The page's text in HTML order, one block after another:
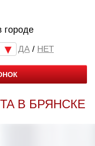
городе
/ НЕТ
В БРЯНСКЕ